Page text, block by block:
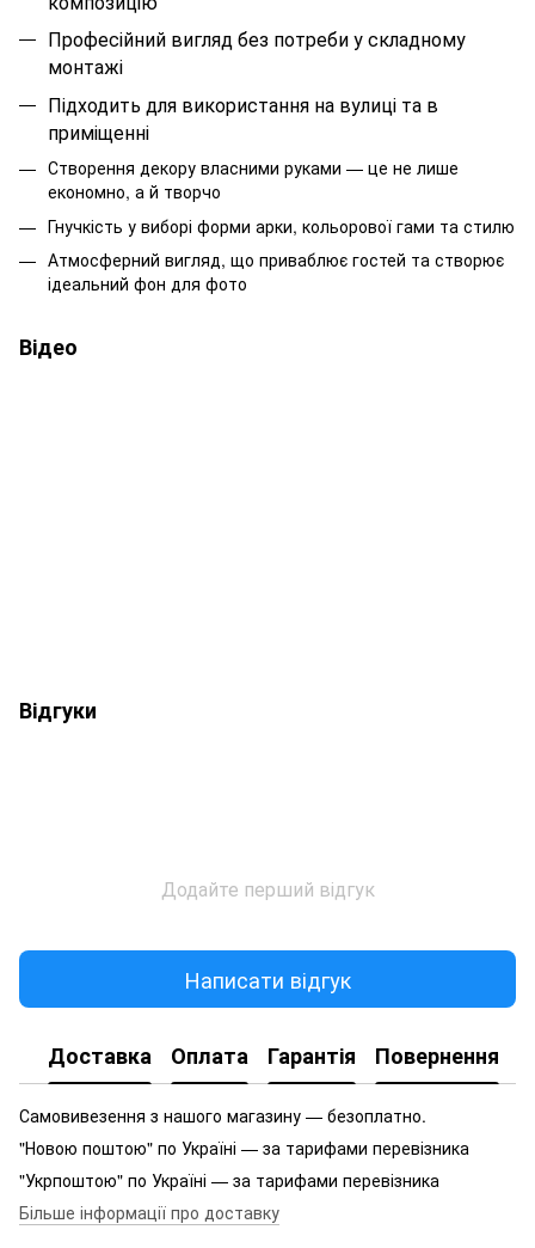
Професійний вигляд без потреби у складному
монтажі
Підходить для використання на вулиці та в
приміщенні
Створення декору власними руками — це не лише
економно, а й творчо
Гнучкість у виборі форми арки, кольорової гами та стилю
Атмосферний вигляд, що приваблює гостей та створює
ідеальний фон для фото
Відео
Відгуки
Додайте перший відгук
Написати відгук
Доставка Оплата Гарантія Повернення
Самовивезення з нашого магазину — безоплатно.
"Новою поштою" по Україні — за тарифами перевізника
"Укрпоштою" по Україні — за тарифами перевізника
Більше інформації про доставку